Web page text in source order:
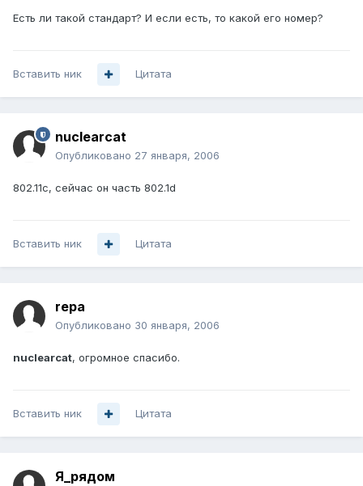
Есть ли такой стандарт? И если есть, то какой его номер?
Вставить ник Цитата
nuclearcat
Опубликовано 27 января, 2006
802.11c, сейчас он часть 802.1d
Вставить ник Цитата
repa
Опубликовано 30 января, 2006
nuclearcat, огромное спасибо.
Вставить ник Цитата
Я_рядом